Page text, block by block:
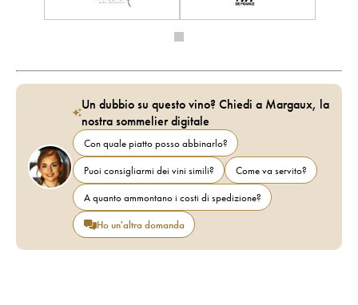
Un dubbio su questo vino? Chiedi a Margaux, la
nostra sommelier digitale
Con quale piatto posso abbinarlo?
Puoi consigliarmi dei vini simili?
Come va servito?
A quanto ammontano i costi di spedizione?
Ho un'altra domanda